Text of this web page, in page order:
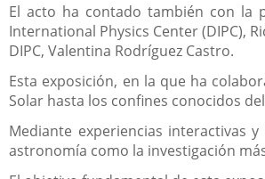
El acto ha contado también con la
International Physics Center (DIPC),
DIPC, Valentina Rodríguez Castro.
Esta exposición, en la que ha
Solar hasta los confines conocidos
Mediante experiencias interactivas
astronomía como la investigación